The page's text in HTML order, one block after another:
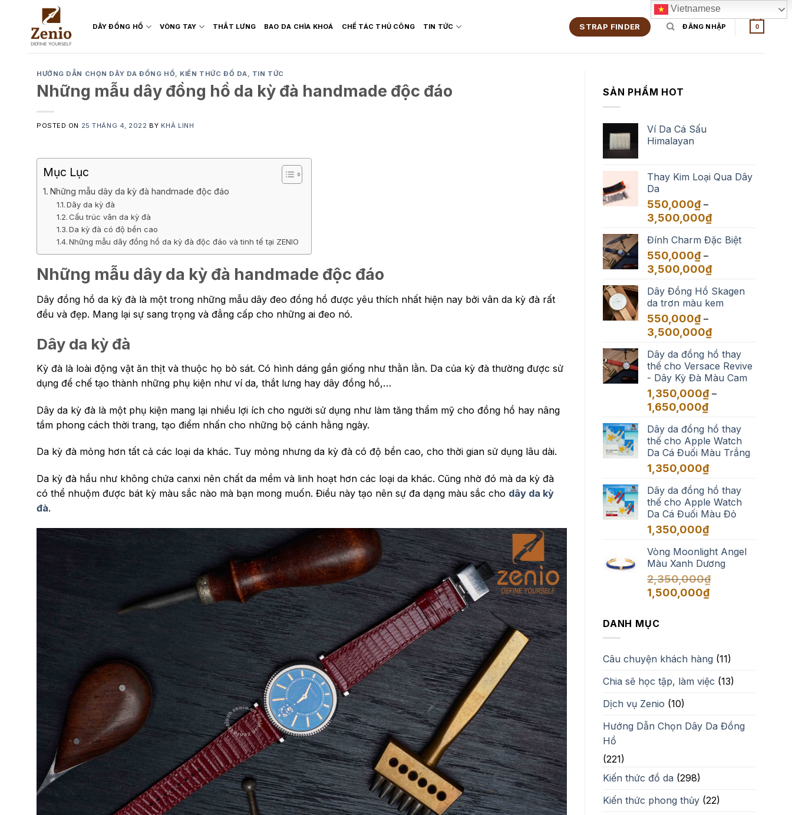
content
DÂY ĐỒNG HỒ VÒNG TAY THẮT LƯNG BAO DA CHÌA KHOÁ CHẾ TÁC THỦ CÔNG TIN TỨC STRAP FINDER ĐĂNG NHẬP 0
HƯỚNG DẪN CHỌN DÂY DA ĐỒNG HỒ, KIẾN THỨC ĐỒ DA, TIN TỨC
Những mẫu dây đồng hồ da kỳ đà handmade độc đáo
POSTED ON 25 THÁNG 4, 2022 BY KHẢ LINH
Mục Lục
Những mẫu dây da kỳ đà handmade độc đáo
Dây da kỳ đà
Cấu trúc vân da kỳ đà
Da kỳ đà có độ bền cao
Những mẫu dây đồng hồ da kỳ đà độc đáo và tinh tế tại ZENIO
Những mẫu dây da kỳ đà handmade độc đáo
Dây đồng hồ da kỳ đà là một trong những mẫu dây đeo đồng hồ được yêu thích nhất hiện nay bởi vân da kỳ đà rất
đều và đẹp. Mang lại sự sang trọng và đẳng cấp cho những ai đeo nó.
Dây da kỳ đà
Kỳ đà là loài động vật ăn thịt và thuộc họ bò sát. Có hình dáng gần giống như thằn lằn. Da của kỳ đà thường được sử
dụng để chế tạo thành những phụ kiện như ví da, thắt lưng hay dây đồng hồ,…
Dây da kỳ đà là một phụ kiện mang lại nhiều lợi ích cho người sử dụng như làm tăng thẩm mỹ cho đồng hồ hay nâng
tầm phong cách thời trang, tạo điểm nhấn cho những bộ cánh hằng ngày.
Da kỳ đà mỏng hơn tất cả các loại da khác. Tuy mỏng nhưng da kỳ đà có độ bền cao, cho thời gian sử dụng lâu dài.
Da kỳ đà hầu như không chứa canxi nên chất da mềm và linh hoạt hơn các loại da khác. Cũng nhờ đó mà da kỳ đà
có thể nhuộm được bát kỳ màu sắc nào mà bạn mong muốn. Điều này tạo nên sự đa dạng màu sắc cho dây da kỳ
đà.
SẢN PHẨM HOT
Ví Da Cá Sấu
Himalayan
Thay Kim Loại Qua Dây
Da
550,000₫ –
3,500,000₫Khoảng
từ
đến
Đính Charm Đặc Biệt
550,000₫ –
3,500,000₫Khoảng
từ
550,000₫
3,500,000₫
Dây Đồng Hồ Skagen
da trơn màu kem
550,000₫ –
3,500,000₫Khoảng
từ
550,000₫
đến
3,500,000₫
Dây da đồng hồ thay
thế cho Versace Revive
- Dây Kỳ Đà Màu Cam
1,350,000₫ –
1,650,000₫Khoảng
từ
1,350,000₫
đến
1,650,000₫
Dây da đồng hồ thay
thế cho Apple Watch
Da Cá Đuối Màu Trắng
1,350,000₫
Dây da đồng hồ thay
thế cho Apple Watch
Da Cá Đuối Màu Đỏ
1,350,000₫
Vòng Moonlight Angel
Màu Xanh Dương
2,350,000₫
Giá
2,350,000₫.
1,500,000₫Giá
DANH MỤC
Câu chuyện khách hàng (11)
Chia sẽ học tập, làm việc (13)
Dịch vụ Zenio (10)
Hướng Dẫn Chọn Dây Da Đồng
Hồ
(221)
Kiến thức đồ da (298)
Kiến thức phong thủy (22)
Vietnamese